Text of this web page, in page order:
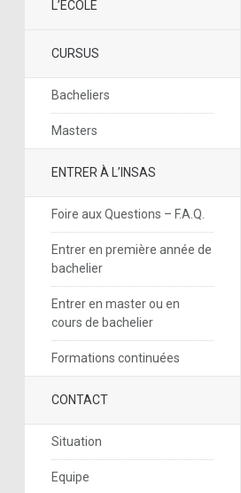
L’ÉCOLE
CURSUS
Bacheliers
Masters
ENTRER À L’INSAS
Foire aux Questions – F.A.Q.
Entrer en première année de
bachelier
Entrer en master ou en
cours de bachelier
Formations continuées
CONTACT
Situation
Equipe